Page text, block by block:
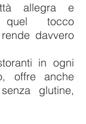
allegra e
tocco
davvero
in ogni
offre anche
glutine,